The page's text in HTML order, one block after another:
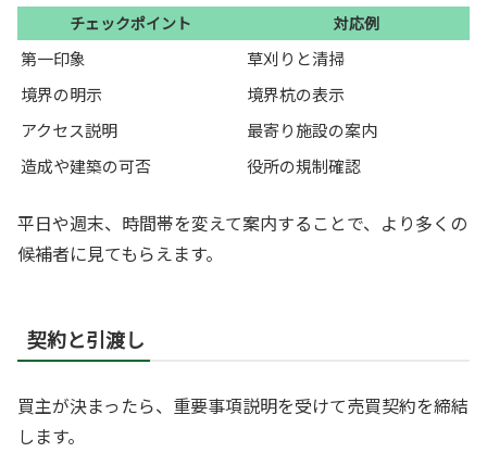
チェックポイント 対応例
第一印象
草刈りと清掃
境界の明示
境界杭の表示
アクセス説明
最寄り施設の案内
造成や建築の可否
役所の規制確認
平日や週末、時間帯を変えて案内することで、より多くの
候補者に見てもらえます。
契約と引渡し
買主が決まったら、重要事項説明を受けて売買契約を締結
します。